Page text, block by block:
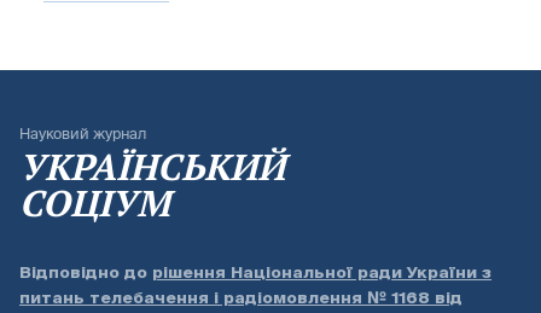
Науковий журнал
УКРАЇНСЬКИЙ
СОЦІУМ
Відповідно до рішення Національної ради України з
питань телебачення і радіомовлення № 1168 від